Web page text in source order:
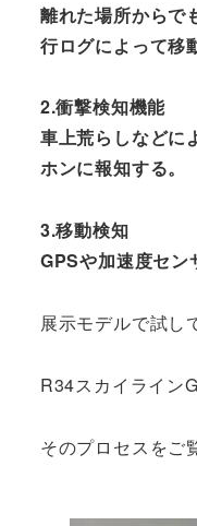
離れた場所からで
行ログによって移
2.衝撃検知機能
車上荒らしなどに
ホンに報知する。
3.移動検知
GPSや加速度セン
展示モデルで試し
R34スカイライン
そのプロセスをご